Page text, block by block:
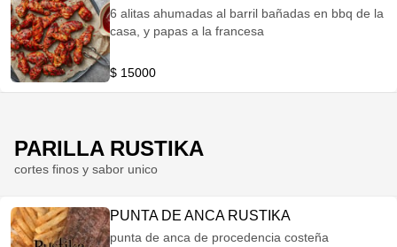
6 alitas ahumadas al barril bañadas en bbq de la
casa, y papas a la francesa
$ 15000
PARILLA RUSTIKA
cortes finos y sabor unico
PUNTA DE ANCA RUSTIKA
punta de anca de procedencia costeña